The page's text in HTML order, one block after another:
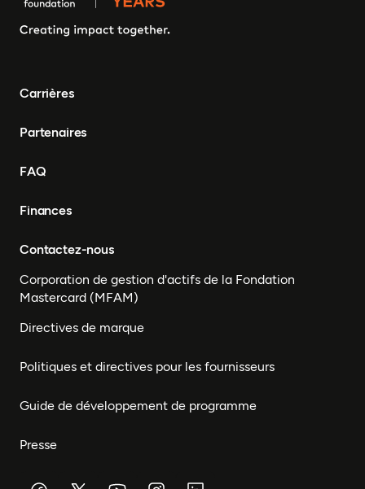
Carrières
Partenaires
FAQ
Finances
Contactez-nous
Corporation de gestion d'actifs de la Fondation
Mastercard (MFAM)
Directives de marque
Politiques et directives pour les fournisseurs
Guide de développement de programme
Presse